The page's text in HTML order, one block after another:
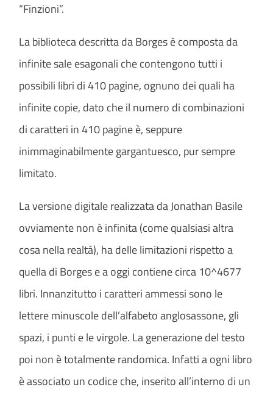
“Finzioni”.
La biblioteca descritta da Borges è composta da
infinite sale esagonali che contengono tutti i
possibili libri di 410 pagine, ognuno dei quali ha
infinite copie, dato che il numero di combinazioni
di caratteri in 410 pagine è, seppure
inimmaginabilmente gargantuesco, pur sempre
limitato.
La versione digitale realizzata da Jonathan Basile
ovviamente non è infinita (come qualsiasi altra
cosa nella realtà), ha delle limitazioni rispetto a
quella di Borges e a oggi contiene circa 10^4677
libri. Innanzitutto i caratteri ammessi sono le
lettere minuscole dell’alfabeto anglosassone, gli
spazi, i punti e le virgole. La generazione del testo
poi non è totalmente randomica. Infatti a ogni libro
è associato un codice che, inserito all’interno di un